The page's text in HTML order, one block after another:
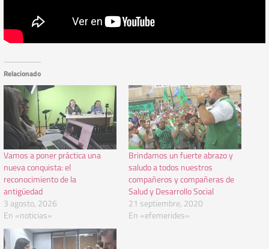
Relacionado
Vamos a poner práctica una
nueva conquista: el
reconocimiento de la
antigüedad
3 agosto, 2026
En «noticias»
Brindamos un fuerte abrazo y
saludo a todos nuestros
compañeros y compañeras de
Salud y Desarrollo Social
21 septiembre, 2020
En «efemerides»